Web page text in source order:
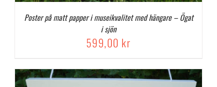
Poster på matt papper i museikvalitet med hängare – Ögat
i sjön
599,00 kr